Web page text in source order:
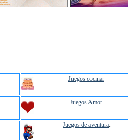
Juegos cocinar
Juegos Amor
Juegos de aventura.